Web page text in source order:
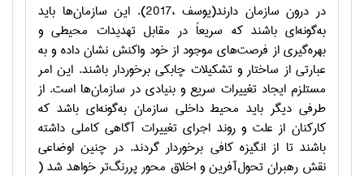
در درون سازمان دارند(یوسف ،2017). این سازمان‌ها باید
به‌گونه‌ای باشند که سریعاً در مقابل تهدیدات محیطی و
بهره‌گیری از فرصت‌های موجود از خود واکنش نشان داده و به
عبارتی از ساختار و تشکیلات چابکی برخوردار باشند. این امر
مستلزم ایجاد تغییرات سریع و بنیادی در سازمان‌ها است. از
طرفی دیگر باید محیط داخلی سازمان به‌گونه‌ای باشد که
کارکنان از علت و روند اجرای تغییرات آگاهی کاملی داشته
باشند تا از انگیزه کافی برخوردار گردند. در چنین اوضاعی
نقش رهبران تحول‌آفرین و اخلاق محور پررنگ‌تر خواهد شد (